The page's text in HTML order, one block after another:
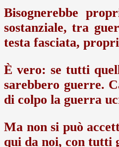
Bisognerebbe
sostanziale, tra
testa fasciata,
È vero: se tutti
sarebbero guerre.
di colpo la guerra
Ma non si può
qui da noi, con tutti